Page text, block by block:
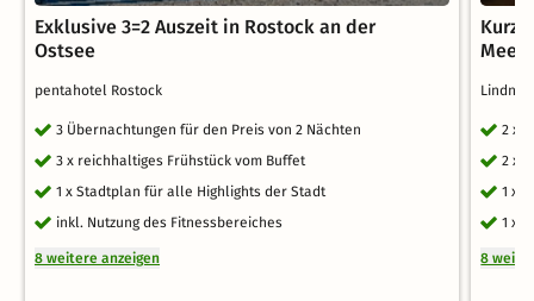
Exklusive 3=2 Auszeit in Rostock an der
Ostsee
pentahotel Rostock
3 Übernachtungen für den Preis von 2 Nächten
3 x reichhaltiges Frühstück vom Buffet
1 x Stadtplan für alle Highlights der Stadt
inkl. Nutzung des Fitnessbereiches
8 weitere anzeigen
Meer
2 x
2 x
1 x
1 x
8